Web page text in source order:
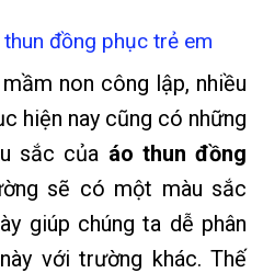
đồng phục trẻ em
non công lập, nhiều
hiện nay cũng có những
sắc của áo thun đồng
sẽ có một màu sắc
giúp chúng ta dễ phân
với trường khác. Thế